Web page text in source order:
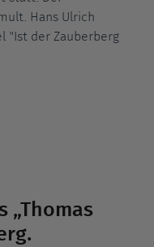
Hans Ulrich
"Ist der Zauberberg
„Thomas